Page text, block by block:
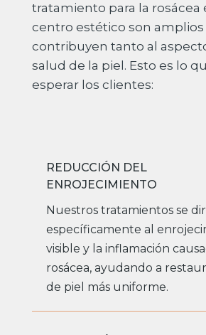
tratamiento para la rosácea
centro estético son amplios
contribuyen tanto al
salud de la piel. Esto es lo
esperar los clientes:
REDUCCIÓN DEL
ENROJECIMIENTO
Nuestros tratamientos se
específicamente al
visible y la inflamación
rosácea, ayudando a
de piel más uniforme.